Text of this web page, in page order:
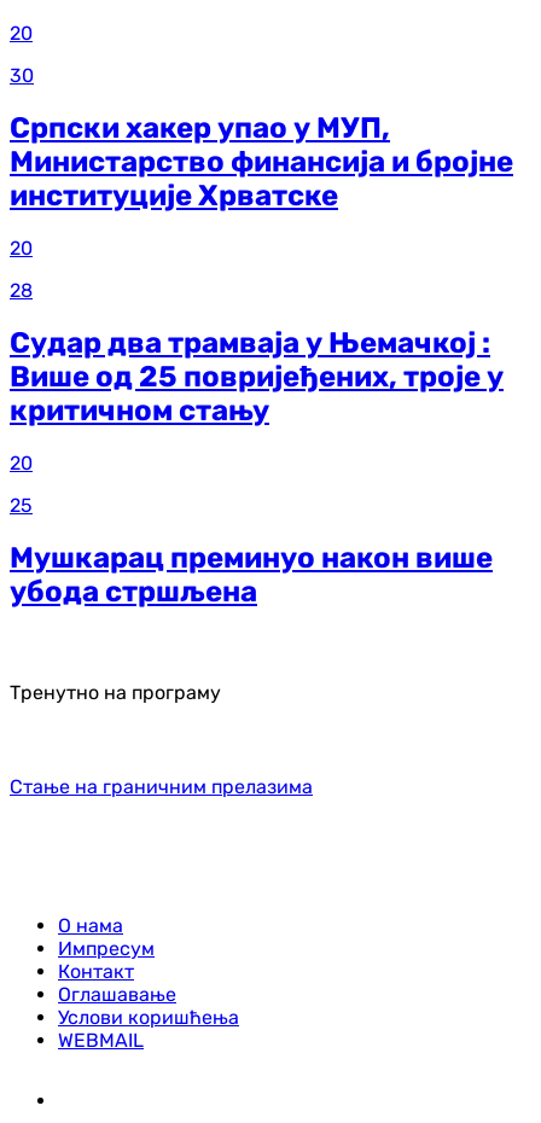
20
30
Српски хакер упао у МУП,
Министарство финансија и бројне
институције Хрватске
20
28
Судар два трамваја у Њемачкој :
Више од 25 повријеђених, троје у
критичном стању
20
25
Мушкарац преминуо након више
убода стршљена
Тренутно на програму
Стање на граничним прелазима
О нама
Импресум
Контакт
Оглашавање
Услови коришћења
WEBMAIL